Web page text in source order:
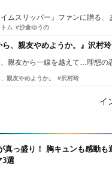
真っ盛り！ 胸キュンも感動も
3選
ム #沙倉ゆうの
ら、親友やめようか。』沢村
親友から一線を越えて…理想の
親友やめようか。 #沢村玲
イ